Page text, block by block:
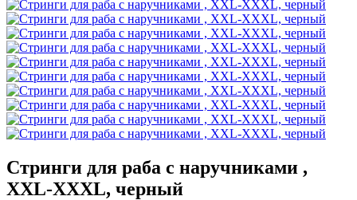
Стринги для раба с наручниками ,
XXL-XXXL, черный